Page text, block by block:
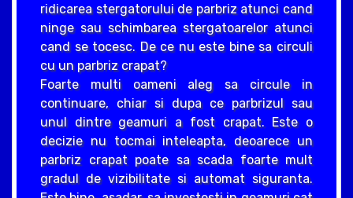
ridicarea stergatorului de parbriz atunci cand
ninge sau schimbarea stergatoarelor atunci
cand se tocesc. De ce nu este bine sa circuli
cu un parbriz crapat?
Foarte multi oameni aleg sa circule in
continuare, chiar si dupa ce parbrizul sau
unul dintre geamuri a fost crapat. Este o
decizie nu tocmai inteleapta, deoarece un
parbriz crapat poate sa scada foarte mult
gradul de vizibilitate si automat siguranta.